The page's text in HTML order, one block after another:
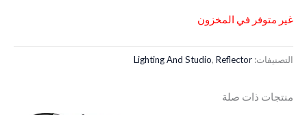
غير متوفر في المخزون
التصنيفات: Lighting And Studio, Reflector
منتجات ذات صلة